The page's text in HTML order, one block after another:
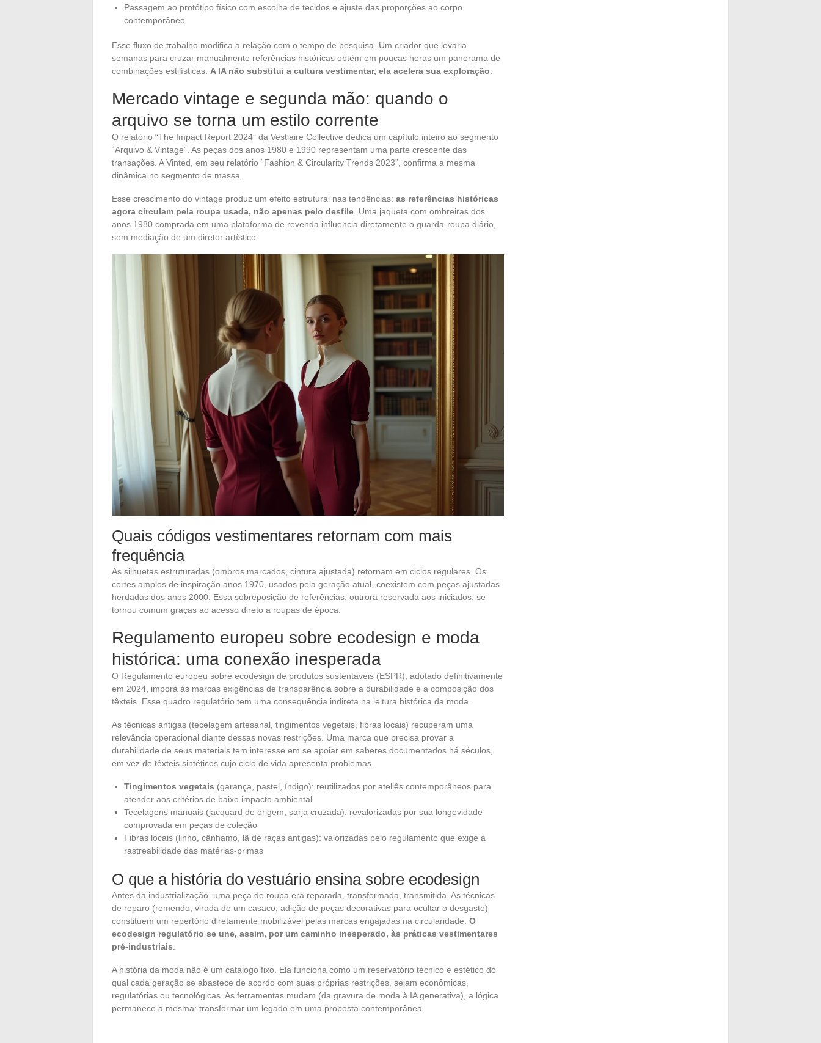
Passagem ao protótipo físico com escolha de tecidos e ajuste das proporções ao corpo
contemporâneo
Esse fluxo de trabalho modifica a relação com o tempo de pesquisa. Um criador que levaria
semanas para cruzar manualmente referências históricas obtém em poucas horas um panorama de
combinações estilísticas. A IA não substitui a cultura vestimentar, ela acelera sua exploração
Mercado vintage e segunda mão: quando o
arquivo se torna um estilo corrente
O relatório “The Impact Report 2024” da Vestiaire Collective dedica um capítulo inteiro ao segmento
“Arquivo & Vintage”. As peças dos anos 1980 e 1990 representam uma parte crescente das
transações. A Vinted, em seu relatório “Fashion & Circularity Trends 2023”, confirma a mesma
dinâmica no segmento de massa.
Esse crescimento do vintage produz um efeito estrutural nas tendências: as referências históricas
agora circulam pela roupa usada, não apenas pelo desfile . Uma jaqueta com ombreiras dos
anos 1980 comprada em uma plataforma de revenda influencia diretamente o guarda-roupa diário,
sem mediação de um diretor artístico.
Quais códigos vestimentares retornam com mais
frequência
As silhuetas estruturadas (ombros marcados, cintura ajustada) retornam em ciclos regulares. Os
cortes amplos de inspiração anos 1970, usados pela geração atual, coexistem com peças ajustadas
herdadas dos anos 2000. Essa sobreposição de referências, outrora reservada aos iniciados, se
tornou comum graças ao acesso direto a roupas de época.
Regulamento europeu sobre ecodesign e moda
histórica: uma conexão inesperada
O Regulamento europeu sobre ecodesign de produtos sustentáveis (ESPR), adotado definitivamente
em 2024, imporá às marcas exigências de transparência sobre a durabilidade e a composição dos
têxteis. Esse quadro regulatório tem uma consequência indireta na leitura histórica da moda.
As técnicas antigas (tecelagem artesanal, tingimentos vegetais, fibras locais) recuperam uma
relevância operacional diante dessas novas restrições. Uma marca que precisa provar a
durabilidade de seus materiais tem interesse em se apoiar em saberes documentados há séculos,
em vez de têxteis sintéticos cujo ciclo de vida apresenta problemas.
Tingimentos vegetais (garança, pastel, índigo): reutilizados por ateliês contemporâneos para
atender aos critérios de baixo impacto ambiental
Tecelagens manuais (jacquard de origem, sarja cruzada): revalorizadas por sua longevidade
comprovada em peças de coleção
Fibras locais (linho, cânhamo, lã de raças antigas): valorizadas pelo regulamento que exige a
rastreabilidade das matérias-primas
O que a história do vestuário ensina sobre ecodesign
Antes da industrialização, uma peça de roupa era reparada, transformada, transmitida. As técnicas
de reparo (remendo, virada de um casaco, adição de peças decorativas para ocultar o desgaste)
constituem um repertório diretamente mobilizável pelas marcas engajadas na circularidade. O
ecodesign regulatório se une, assim, por um caminho inesperado, às práticas vestimentares
pré-industriais
A história da moda não é um catálogo fixo. Ela funciona como um reservatório técnico e estético do
qual cada geração se abastece de acordo com suas próprias restrições, sejam econômicas,
regulatórias ou tecnológicas. As ferramentas mudam (da gravura de moda à IA generativa), a lógica
permanece a mesma: transformar um legado em uma proposta contemporânea.